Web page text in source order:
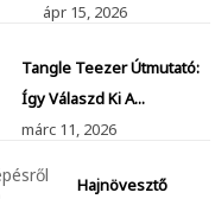
ápr 15, 2026
Tangle Teezer Útmutató:
Így Válaszd Ki A...
márc 11, 2026
Hajnövesztő